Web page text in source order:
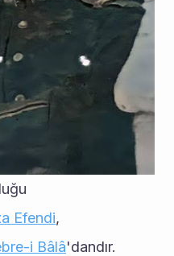
Efendi,
i Bâlâ'dandır.